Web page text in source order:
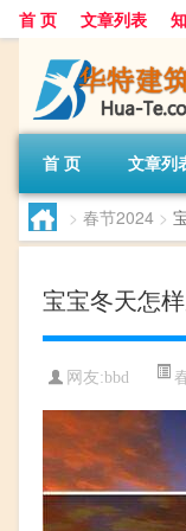
首 页 文章列表
首 页 文章列
> 春节2024 >
宝宝冬天怎
网友:bbd